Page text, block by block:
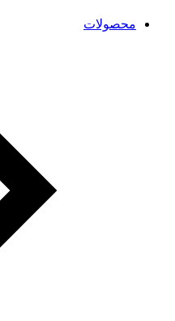
محصولات